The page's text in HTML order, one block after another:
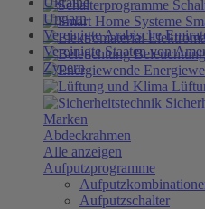
Ungarn
Vereinigte Arabische
Vereinigte Staaten von
Zypern
Beleuchtung
Marken
Abdeckrahmen
Alle anzeigen
Aufputzprogramme
Aufputzschalter